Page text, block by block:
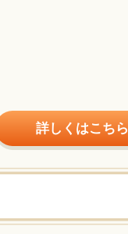
詳しくはこちら